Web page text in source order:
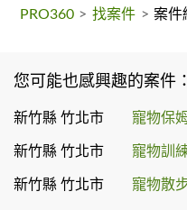
PRO360 > 找案件 > 案件
您可能也感興趣的案件：
新竹縣 竹北市 寵物保
新竹縣 竹北市 寵物訓
新竹縣 竹北市 寵物散